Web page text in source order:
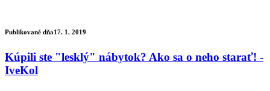
Publikované dňa17. 1. 2019
Kúpili ste "lesklý" nábytok? Ako sa o neho starať! -
IveKol